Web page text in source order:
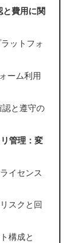
費用に関
ットフォ
ーム利用
と遵守の
管理：変
イセンス
スクと回
構成と